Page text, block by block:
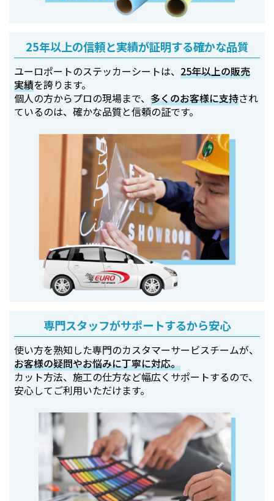
25年以上の信頼と実績が証明する確かな品質
ユーロポートのステッカーシートは、25年以上の販売
実績を誇ります。
個人の方からプロの現場まで、多くのお客様に支持され
ているのは、確かな品質と信頼の証です。
専門スタッフがサポートするから安心
使い方を熟知した専門のカスタマーサービスチームが、
お客様の疑問やお悩みに丁寧に対応。
カット方法、施工の仕方など幅広くサポートするので、
安心してご利用いただけます。